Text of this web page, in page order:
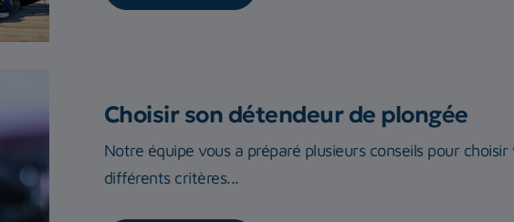
Choisir son détendeur de plongée
Notre équipe vous a préparé plusieurs conseils pour
différents critères...